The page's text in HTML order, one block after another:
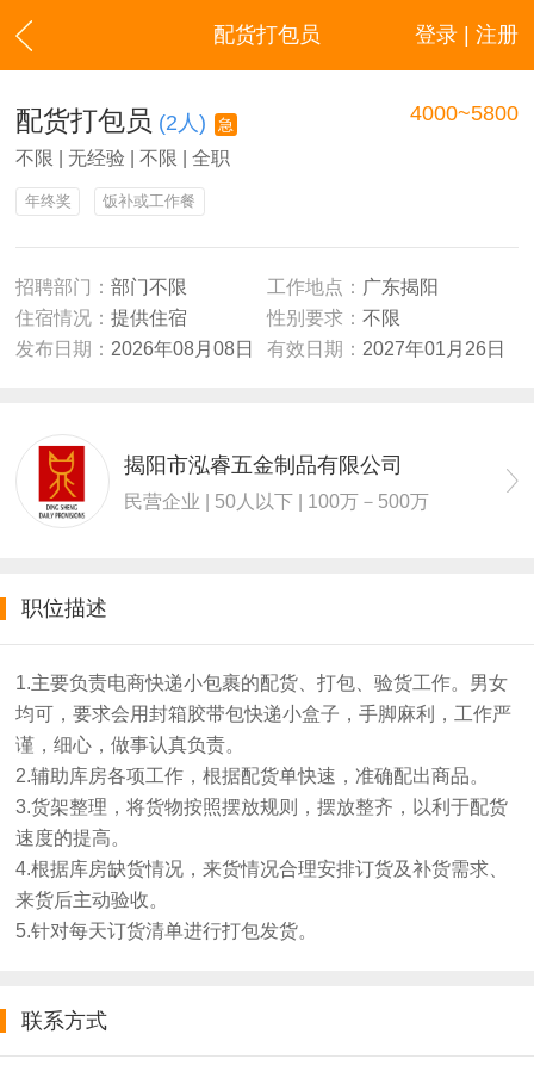
登录 | 注册
配货打包员
配货打包员 (2人) 急 4000~5800
不限 | 无经验 | 不限 | 全职
年终奖 饭补或工作餐
招聘部门： 部门不限 工作地点： 广东揭阳
住宿情况： 提供住宿 性别要求： 不限
发布日期： 2026年08月08日 有效日期： 2027年01月26日
揭阳市泓睿五金制品有限公司
民营企业 | 50人以下 | 100万－500万
职位描述
1.主要负责电商快递小包裹的配货、打包、验货工作。男女
均可，要求会用封箱胶带包快递小盒子，手脚麻利，工作严
谨，细心，做事认真负责。
2.辅助库房各项工作，根据配货单快速，准确配出商品。
3.货架整理，将货物按照摆放规则，摆放整齐，以利于配货
速度的提高。
4.根据库房缺货情况，来货情况合理安排订货及补货需求、
来货后主动验收。
5.针对每天订货清单进行打包发货。
联系方式